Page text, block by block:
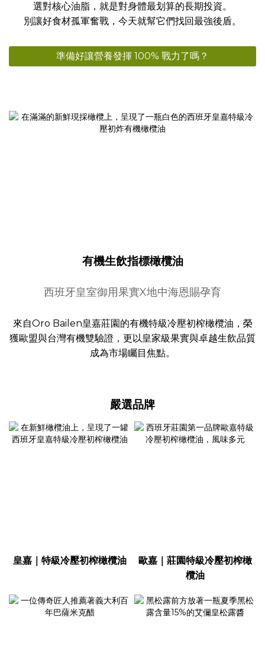
選對核心油脂，就是對身體最划算的長期投資。
別讓好食材孤軍奮戰，今天就幫它們找回最強後盾。
準備好讓營養發揮 100% 戰力了嗎？
有機生飲指標橄欖油
西班牙皇室御用果實X地中海恩賜孕育
來自Oro Bailen皇嘉莊園的有機特級冷壓初榨橄欖油，榮
獲歐盟與台灣有機雙驗證，更以皇家級果實與卓越生飲品質
成為市場矚目焦點。
嚴選品牌
皇嘉｜特級冷壓初榨橄欖油
歐嘉｜莊園特級冷壓初榨橄
欖油